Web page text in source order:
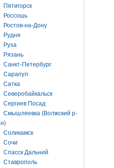
Пятигорск
Россошь
Ростов-на-Дону
Рудня
Руза
Рязань
Санкт-Петербург
Сарапул
Сатка
Северобайкальск
Сергиев Посад
Смышляевка (Волжский р-
н)
Соликамск
Сочи
Спасск Дальний
Ставрополь